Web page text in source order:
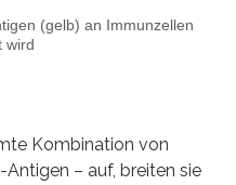
(gelb) an Immunzellen
wird
Kombination von
– auf, breiten sie